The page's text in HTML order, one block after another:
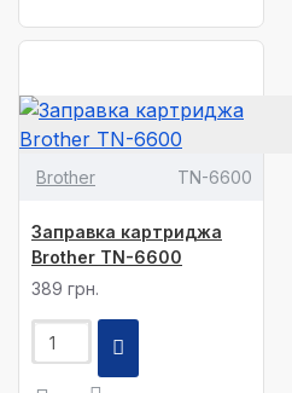
Brother TN-6600
Заправка картриджа
Brother TN-6600
389 грн.